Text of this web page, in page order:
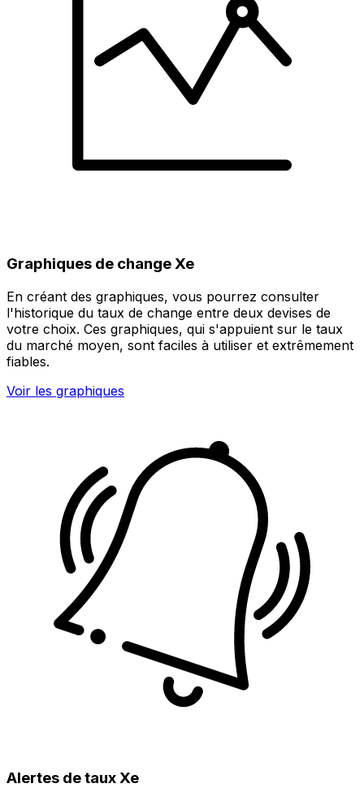
Graphiques de change Xe
En créant des graphiques, vous pourrez consulter
l'historique du taux de change entre deux devises de
votre choix. Ces graphiques, qui s'appuient sur le taux
du marché moyen, sont faciles à utiliser et extrêmement
fiables.
Voir les graphiques
Alertes de taux Xe